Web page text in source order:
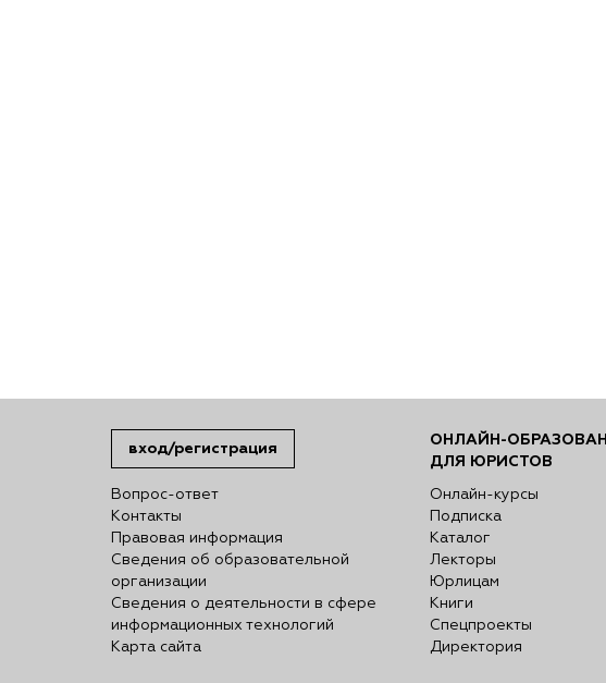
вход/регистрация
Вопрос-ответ
Контакты
Правовая информация
Сведения об образовательной
организации
Сведения о деятельности в сфере
информационных технологий
Карта сайта
ОНЛАЙН-
ДЛЯ ЮРИСТОВ
Онлайн-курсы
Подписка
Каталог
Лекторы
Юрлицам
Книги
Спецпроекты
Директория